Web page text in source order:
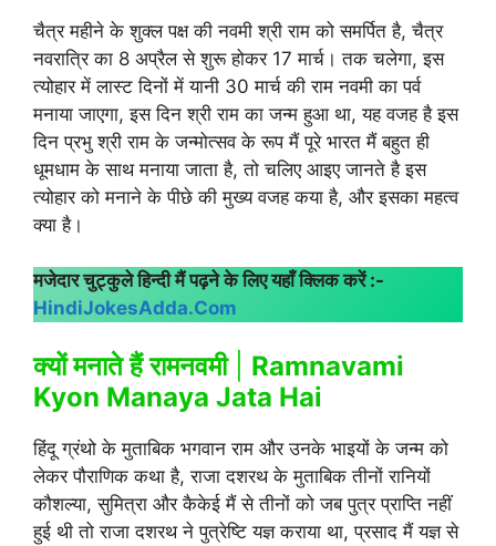
चैत्र महीने के शुक्ल पक्ष की नवमी श्री राम को समर्पित है, चैत्र
नवरात्रि का 8 अप्रैल से शुरू होकर 17 मार्च। तक चलेगा, इस
त्योहार में लास्ट दिनों में यानी 30 मार्च की राम नवमी का पर्व
मनाया जाएगा, इस दिन श्री राम का जन्म हुआ था, यह वजह है इस
दिन प्रभु श्री राम के जन्मोत्सव के रूप मैं पूरे भारत मैं बहुत ही
धूमधाम के साथ मनाया जाता है, तो चलिए आइए जानते है इस
त्योहार को मनाने के पीछे की मुख्य वजह कया है, और इसका महत्व
क्या है।
मजेदार चुट्कुले हिन्दी मैं पढ़ने के लिए यहाँ क्लिक करें :-
HindiJokesAdda.Com
क्यों मनाते हैं रामनवमी| Ramnavami
Kyon Manaya Jata Hai
हिंदू ग्रंथो के मुताबिक भगवान राम और उनके भाइयों के जन्म को
लेकर पौराणिक कथा है, राजा दशरथ के मुताबिक तीनों रानियों
कौशल्या, सुमित्रा और कैकेई मैं से तीनों को जब पुत्र प्राप्ति नहीं
हुई थी तो राजा दशरथ ने पुत्रेष्टि यज्ञ कराया था, प्रसाद मैं यज्ञ से